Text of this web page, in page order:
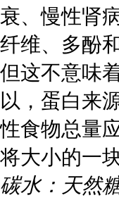
衰、慢性肾
纤维、多酚
但这不意味
以，蛋白来
性食物总量
将大小的一
碳水：天然